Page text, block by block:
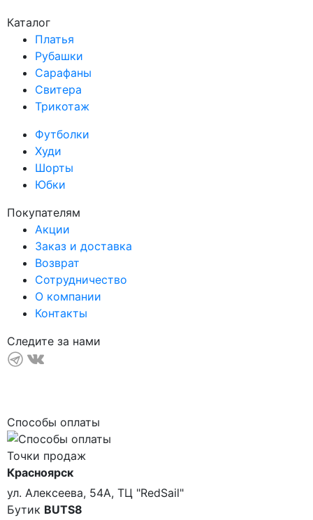
Каталог
Платья
Рубашки
Сарафаны
Свитера
Трикотаж
Футболки
Худи
Шорты
Юбки
Покупателям
Акции
Заказ и доставка
Возврат
Сотрудничество
О компании
Контакты
Следите за нами
Способы оплаты
Точки продаж
Красноярск
ул. Алексеева, 54А, ТЦ "RedSail"
Бутик BUTS8